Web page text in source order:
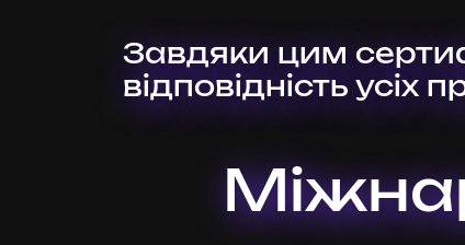
Завдяки цим
відповідність усіх